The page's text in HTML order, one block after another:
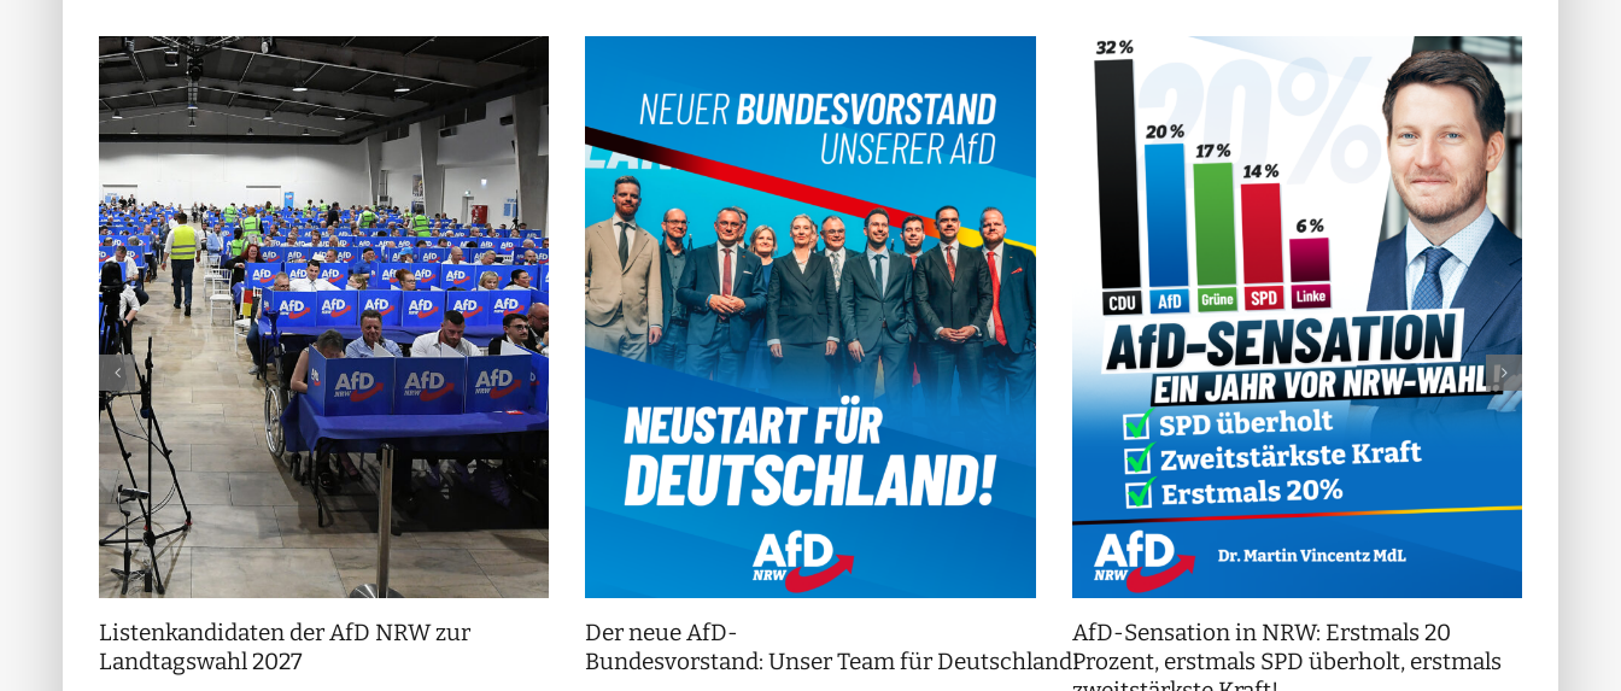
Listenkandidaten der AfD NRW zur
Landtagswahl 2027
Der neue AfD-
Bundesvorstand: Unser Team für Deutschland!
AfD-Sensation in NRW: Erstmals 20
Prozent, erstmals SPD überholt, erstmals